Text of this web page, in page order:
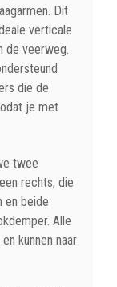
Dit
verticale
de veerweg.
die de
je met
twee
rechts, die
en beide
Alle
kunnen naar